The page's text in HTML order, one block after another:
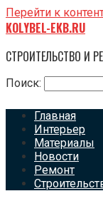
Перейти к
KOLYBEL-EKB.RU
СТРОИТЕЛЬСТВО И
Поиск:
Главная
Интерьер
Материалы
Новости
Ремонт